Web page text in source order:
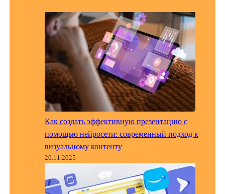
Как создать эффективную презентацию с
помощью нейросети: современный подход к
визуальному контенту
20.11.2025